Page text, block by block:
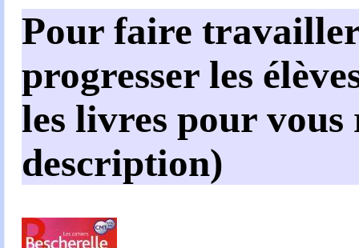
Pour faire
progresser les
les livres pour
description)